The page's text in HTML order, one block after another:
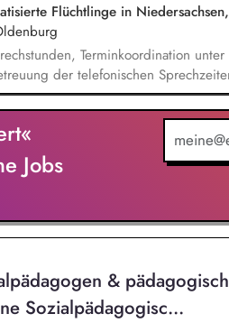
Flüchtlinge in
Terminkoordination
der telefonischen
Unterstützung bei der
Jobs
&
Sozialpädagogisc...